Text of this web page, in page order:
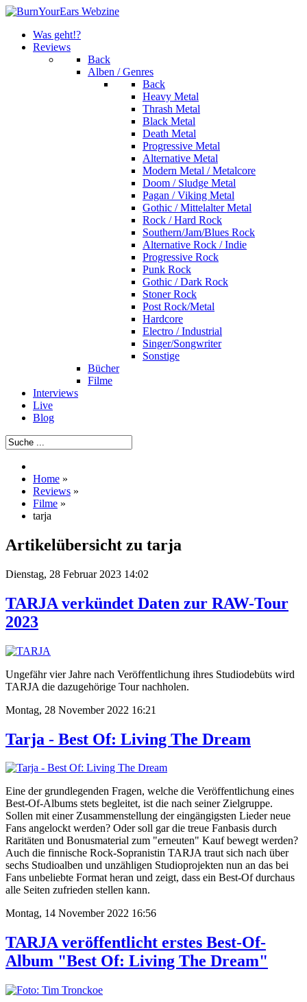
Was geht!?
Reviews
Back
Alben / Genres
Back
Heavy Metal
Thrash Metal
Black Metal
Death Metal
Progressive Metal
Alternative Metal
Modern Metal / Metalcore
Doom / Sludge Metal
Pagan / Viking Metal
Gothic / Mittelalter Metal
Rock / Hard Rock
Southern/Jam/Blues Rock
Alternative Rock / Indie
Progressive Rock
Punk Rock
Gothic / Dark Rock
Stoner Rock
Post Rock/Metal
Hardcore
Electro / Industrial
Singer/Songwriter
Sonstige
Bücher
Filme
Interviews
Live
Blog
Home »
Reviews »
Filme »
tarja
Artikelübersicht zu tarja
Dienstag, 28 Februar 2023 14:02
TARJA verkündet Daten zur RAW-Tour
2023
Ungefähr vier Jahre nach Veröffentlichung ihres Studiodebüts wird
TARJA die dazugehörige Tour nachholen.
Montag, 28 November 2022 16:21
Tarja - Best Of: Living The Dream
Eine der grundlegenden Fragen, welche die Veröffentlichung eines
Best-Of-Albums stets begleitet, ist die nach seiner Zielgruppe.
Sollen mit einer Zusammenstellung der eingängigsten Lieder neue
Fans angelockt werden? Oder soll gar die treue Fanbasis durch
Raritäten und Bonusmaterial zum "erneuten" Kauf bewegt werden?
Auch die finnische Rock-Sopranistin TARJA traut sich nach über
sechs Studioalben und unzähligen Studioprojekten nun an das bei
Fans unbeliebte Format heran und zeigt, dass ein Best-Of durchaus
alle Seiten zufrieden stellen kann.
Montag, 14 November 2022 16:56
TARJA veröffentlicht erstes Best-Of-
Album "Best Of: Living The Dream"